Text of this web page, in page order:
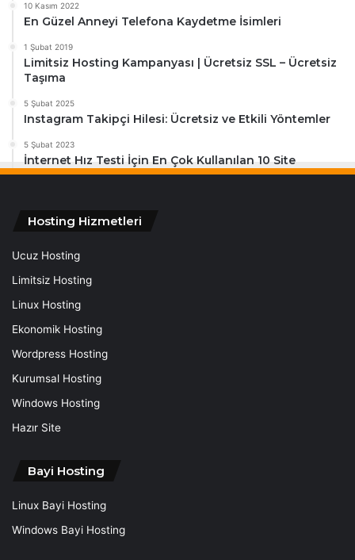
10 Kasım 2022
En Güzel Anneyi Telefona Kaydetme İsimleri
1 Şubat 2019
Limitsiz Hosting Kampanyası | Ücretsiz SSL – Ücretsiz
Taşıma
5 Şubat 2025
Instagram Takipçi Hilesi: Ücretsiz ve Etkili Yöntemler
5 Şubat 2023
İnternet Hız Testi İçin En Çok Kullanılan 10 Site
Hosting Hizmetleri
Ucuz Hosting
Limitsiz Hosting
Linux Hosting
Ekonomik Hosting
Wordpress Hosting
Kurumsal Hosting
Windows Hosting
Hazır Site
Bayi Hosting
Linux Bayi Hosting
Windows Bayi Hosting